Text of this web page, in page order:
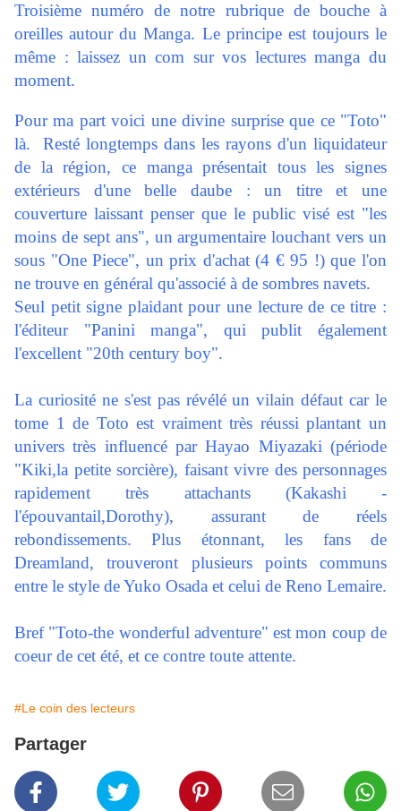
Troisième numéro de notre rubrique de bouche à
oreilles autour du Manga. Le principe est toujours le
même : laissez un com sur vos lectures manga du
moment.
Pour ma part voici une divine surprise que ce "Toto"
là. Resté longtemps dans les rayons d'un liquidateur
de la région, ce manga présentait tous les signes
extérieurs d'une belle daube : un titre et une
couverture laissant penser que le public visé est "les
moins de sept ans", un argumentaire louchant vers un
sous "One Piece", un prix d'achat (4 € 95 !) que l'on
ne trouve en général qu'associé à de sombres navets.
Seul petit signe plaidant pour une lecture de ce titre :
l'éditeur "Panini manga", qui publit également
l'excellent "20th century boy".
La curiosité ne s'est pas révélé un vilain défaut car le
tome 1 de Toto est vraiment très réussi plantant un
univers très influencé par Hayao Miyazaki (période
"Kiki,la petite sorcière), faisant vivre des personnages
rapidement très attachants (Kakashi -
l'épouvantail,Dorothy), assurant de réels
rebondissements. Plus étonnant, les fans de
Dreamland, trouveront plusieurs points communs
entre le style de Yuko Osada et celui de Reno Lemaire.
Bref "Toto-the wonderful adventure" est mon coup de
coeur de cet été, et ce contre toute attente.
#Le coin des lecteurs
Partager